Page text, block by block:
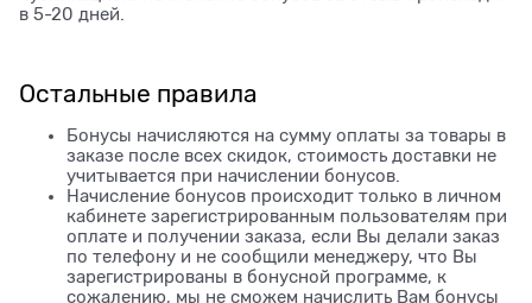
в 5-20 дней.
Остальные правила
Бонусы начисляются на сумму оплаты за товары в
заказе после всех скидок, стоимость доставки не
учитывается при начислении бонусов.
Начисление бонусов происходит только в личном
кабинете зарегистрированным пользователям при
оплате и получении заказа, если Вы делали заказ
по телефону и не сообщили менеджеру, что Вы
зарегистрированы в бонусной программе, к
сожалению, мы не сможем начислить Вам бонусы